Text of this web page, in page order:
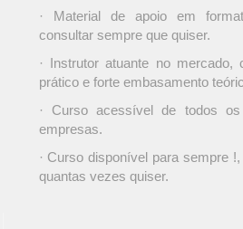
· Material de apoio em
consultar sempre que quiser.
· Instrutor atuante no mercado,
prático e forte embasamento
· Curso acessível de todos os
empresas.
· Curso disponível para sempre
quantas vezes quiser.